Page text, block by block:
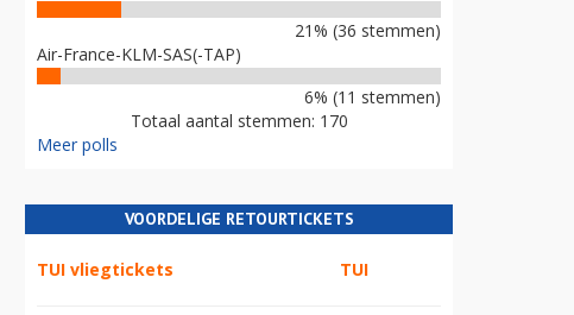
21% (36 stemmen)
Air-France-KLM-SAS(-TAP)
6% (11 stemmen)
Totaal aantal stemmen: 170
Meer polls
VOORDELIGE RETOURTICKETS
TUI vliegtickets TUI